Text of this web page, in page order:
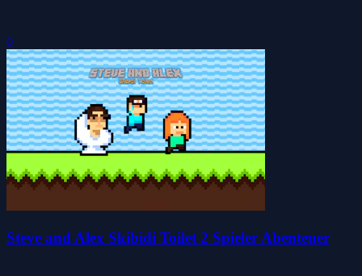
0
Steve and Alex Skibidi Toilet 2 Spieler Abenteuer